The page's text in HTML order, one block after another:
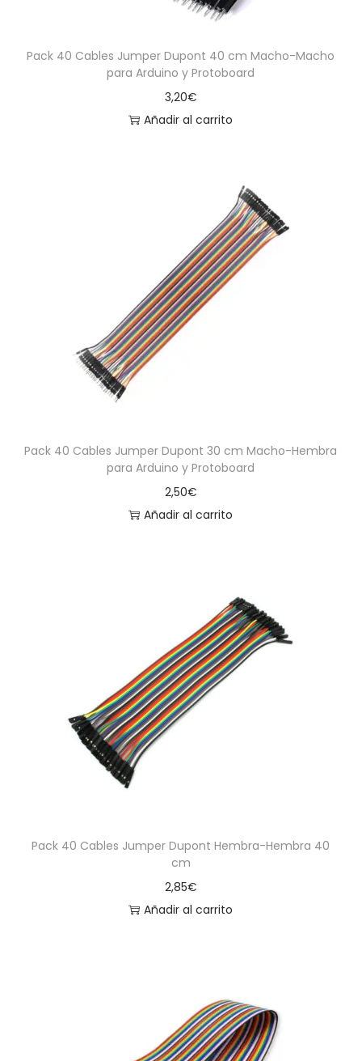
Pack 40 Cables Jumper Dupont 40 cm Macho-Macho
para Arduino y Protoboard
3,20€
Añadir al carrito
Pack 40 Cables Jumper Dupont 30 cm Macho-Hembra
para Arduino y Protoboard
2,50€
Añadir al carrito
Pack 40 Cables Jumper Dupont Hembra-Hembra 40
cm
2,85€
Añadir al carrito